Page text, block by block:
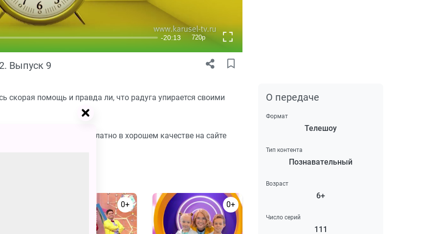
Выпуск 9
скорая помощь и правда ли, что радуга упирается своими
боялись спросить бесплатно в хорошем качестве на сайте
0+ 0+
О передаче
Формат
Телешоу
Тип контента
Познавательный
Возраст
6+
Число серий
111